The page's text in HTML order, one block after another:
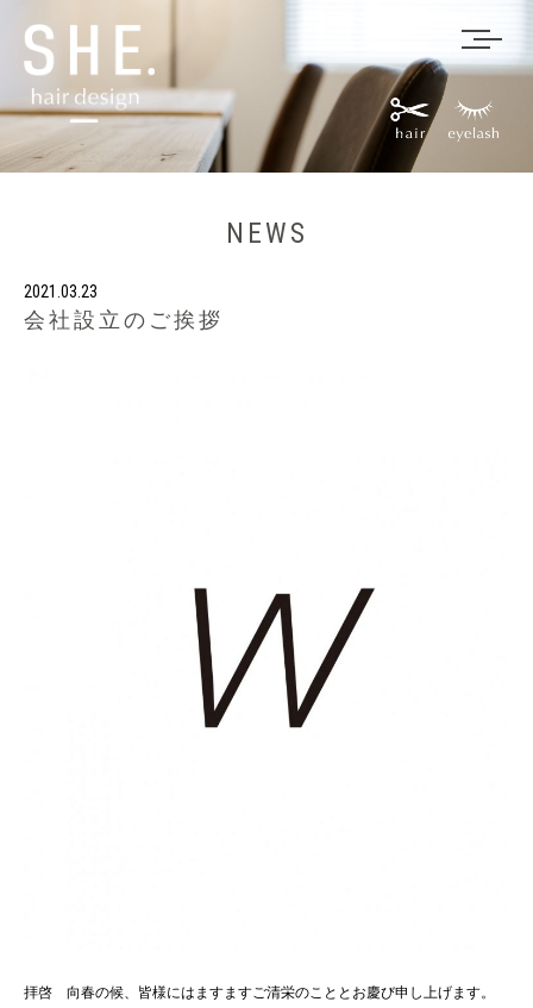
NEWS
2021.03.23
会社設立のご挨拶
拝啓 向春の候、皆様にはますますご清栄のこととお慶び申し上げます。